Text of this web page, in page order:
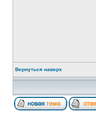
Вернуться наверх